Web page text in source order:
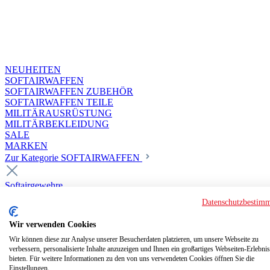
NEUHEITEN
SOFTAIRWAFFEN
SOFTAIRWAFFEN ZUBEHÖR
SOFTAIRWAFFEN TEILE
MILITÄRAUSRÜSTUNG
MILITÄRBEKLEIDUNG
SALE
MARKEN
Zur Kategorie SOFTAIRWAFFEN
Softairgewehre
Deluxe Custom Guns ab 18
Softair elektrisch ab 18
Softair elektrisch ab 14
Softair gasbetrieben ab 18
Softair HPA Luftdruck ab 18
Historische Softairwaffen
Wir verwenden Cookies
Wir können diese zur Analyse unserer Besucherdaten platzieren, um unsere Webseite zu
verbessern, personalisierte Inhalte anzuzeigen und Ihnen ein großartiges Webseiten-
bieten. Für weitere Informationen zu den von uns verwendeten Cookies öffnen Sie die
Einstellungen.